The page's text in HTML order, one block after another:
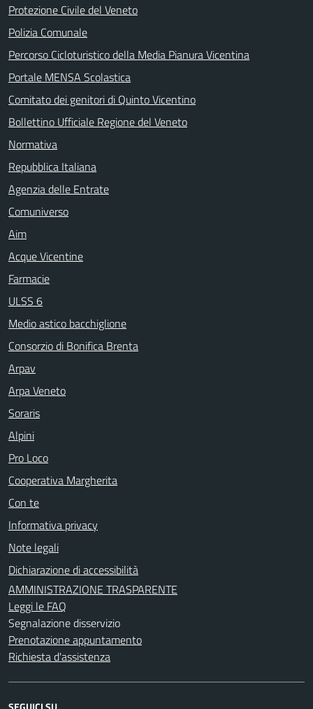
Protezione Civile del Veneto
Polizia Comunale
Percorso Cicloturistico della Media Pianura Vicentina
Portale MENSA Scolastica
Comitato dei genitori di Quinto Vicentino
Bollettino Ufficiale Regione del Veneto
Normativa
Repubblica Italiana
Agenzia delle Entrate
Comuniverso
Aim
Acque Vicentine
Farmacie
ULSS 6
Medio astico bacchiglione
Consorzio di Bonifica Brenta
Arpav
Arpa Veneto
Soraris
Alpini
Pro Loco
Cooperativa Margherita
Con te
Informativa privacy
Note legali
Dichiarazione di accessibilità
AMMINISTRAZIONE TRASPARENTE
Leggi le FAQ
Segnalazione disservizio
Prenotazione appuntamento
Richiesta d'assistenza